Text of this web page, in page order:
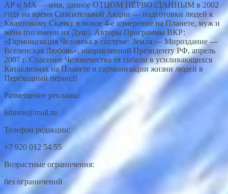
АР и МА — имя, данное ОТЦОМ ПЕРВОЗДАННЫМ в 2002
году на время Спасительной Акции — подготовки людей к
Квантовому Скачку в новое 4-е измерение на Планете, муж и
жена (по имени их Душ). Авторы Программы ВКР:
«Гармонизация Человека в системе: Земля — Мироздание —
Вселенская Любовь», направленной Президенту РФ, апрель
2007 г. Спасение Человечества от гибели в усиливающихся
Катаклизмах на Планете и гармонизации жизни людей в
Переходный период!
Размещение рекламы:
lubtvor@mail.ru
Телефон редакции:
+7 920 012 54 55
Возрастные ограничения:
без ограничений